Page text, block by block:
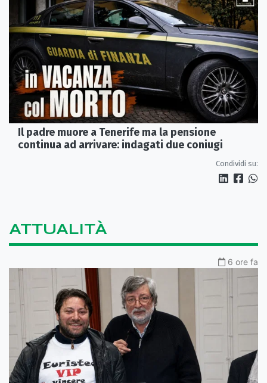
Il padre muore a Tenerife ma la pensione
continua ad arrivare: indagati due coniugi
Condividi su:
ATTUALITÀ
6 ore fa